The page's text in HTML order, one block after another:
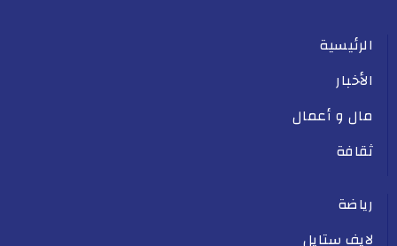
الرئيسية
الأخبار
مال و أعمال
ثقافة
رياضة
لايف ستايل